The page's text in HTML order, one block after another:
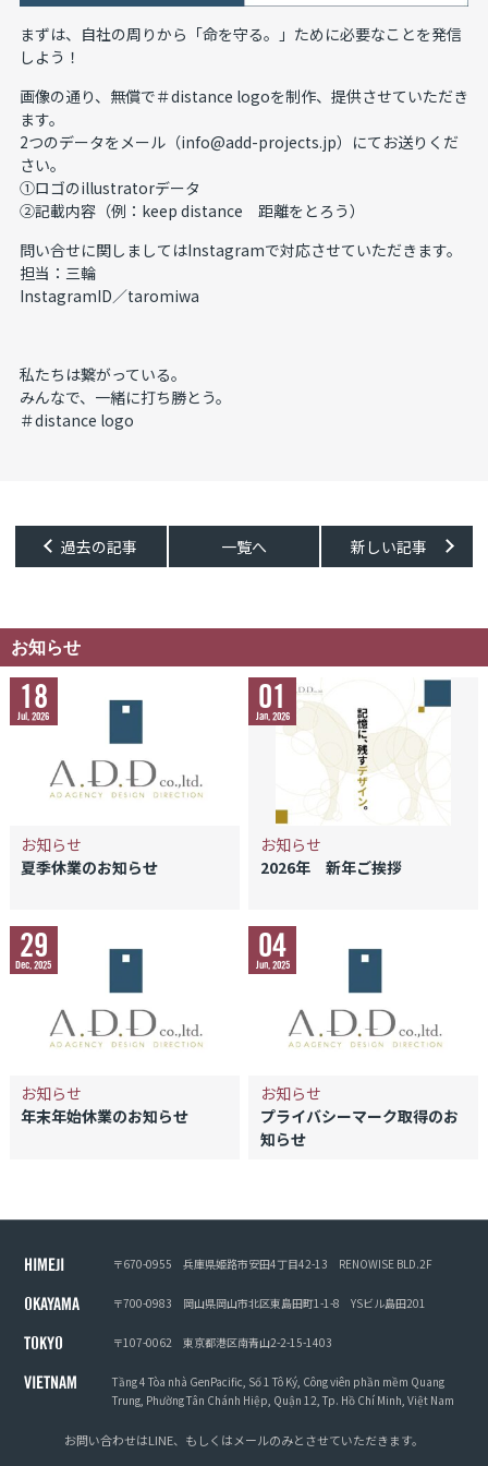
まずは、自社の周りから「命を守る。」ために必要なことを発信
しよう！
画像の通り、無償で＃distance logoを制作、提供させていただき
ます。
2つのデータをメール（info@add-projects.jp）にてお送りくだ
さい。
①ロゴのillustratorデータ
②記載内容（例：keep distance 距離をとろう）
問い合せに関しましてはInstagramで対応させていただきます。
担当：三輪
InstagramID／taromiwa
私たちは繋がっている。
みんなで、一緒に打ち勝とう。
＃distance logo
過去の記事 一覧へ 新しい記事
お知らせ
18
Jul, 2026
お知らせ
夏季休業のお知らせ
01
Jan, 2026
お知らせ
2026年 新年ご挨拶
29
Dec, 2025
お知らせ
年末年始休業のお知らせ
04
Jun, 2025
お知らせ
プライバシーマーク取得のお
知らせ
HIMEJI 〒670-0955 兵庫県姫路市安田4丁目42-13 RENOWISE BLD.2F
OKAYAMA 〒700-0983 岡山県岡山市北区東島田町1-1-8 YSビル島田201
TOKYO 〒107-0062 東京都港区南青山2-2-15-1403
VIETNAM
Tầng 4 Tòa nhà GenPacific, Số 1 Tô Ký, Công viên phần mềm Quang
Trung, Phường Tân Chánh Hiệp, Quận 12, Tp. Hồ Chí Minh, Việt Nam
お問い合わせはLINE、もしくは メールのみとさせていただきます。